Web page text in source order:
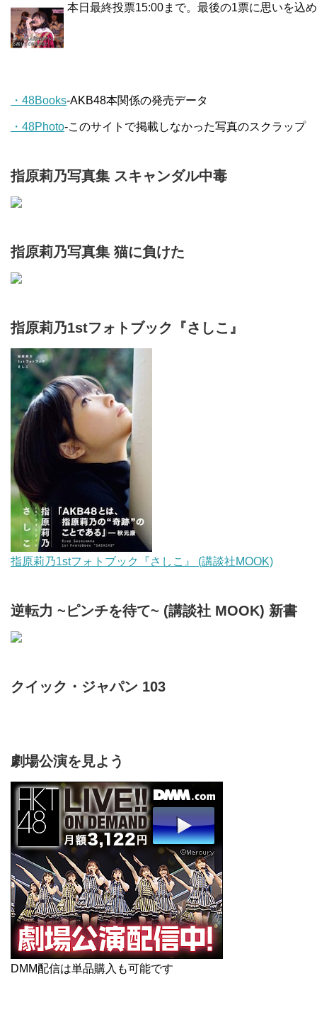
本日最終投票15:00まで。最後の1票に思いを込
・48Books-AKB48本関係の発売データ
・48Photo-このサイトで掲載しなかった写真のスクラップ
指原莉乃写真集 スキャンダル中毒
指原莉乃写真集 猫に負けた
指原莉乃1stフォトブック『さしこ』
指原莉乃1stフォトブック『さしこ』 (講談社MOOK)
逆転力 ~ピンチを待て~ (講談社 MOOK) 新書
クイック・ジャパン 103
劇場公演を見よう
DMM配信は単品購入も可能です